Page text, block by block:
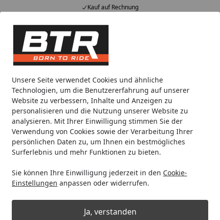
Unsere Seite verwendet Cookies und ähnliche
Technologien, um die Benutzererfahrung auf unserer
Website zu verbessern, Inhalte und Anzeigen zu
personalisieren und die Nutzung unserer Website zu
analysieren. Mit Ihrer Einwilligung stimmen Sie der
Verwendung von Cookies sowie der Verarbeitung Ihrer
persönlichen Daten zu, um Ihnen ein bestmögliches
Surferlebnis und mehr Funktionen zu bieten.
Sie können Ihre Einwilligung jederzeit in den Cookie-
Einstellungen anpassen oder widerrufen.
Ja, verstanden
Kauf auf Rechnung
Alle Produkte
Mein Konto
Suchen
Startseite
UFO Plast Handprotektor
Handprotektor
Ihre Artikelübersicht
Kategorien
Filter / Sortierung
38 Artikel gefunden